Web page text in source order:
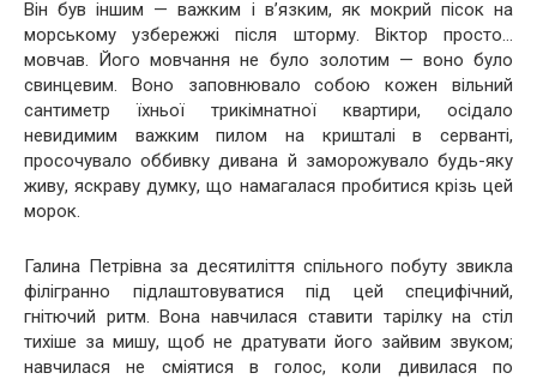
Він був іншим — важким і в’язким, як мокрий пісок на
морському узбережжі після шторму. Віктор просто…
мовчав. Його мовчання не було золотим — воно було
свинцевим. Воно заповнювало собою кожен вільний
сантиметр їхньої трикімнатної квартири, осідало
невидимим важким пилом на кришталі в серванті,
просочувало оббивку дивана й заморожувало будь-яку
живу, яскраву думку, що намагалася пробитися крізь цей
морок.
Галина Петрівна за десятиліття спільного побуту звикла
філігранно підлаштовуватися під цей специфічний,
гнітючий ритм. Вона навчилася ставити тарілку на стіл
тихіше за мишу, щоб не дратувати його зайвим звуком;
навчилася не сміятися в голос, коли дивилася по